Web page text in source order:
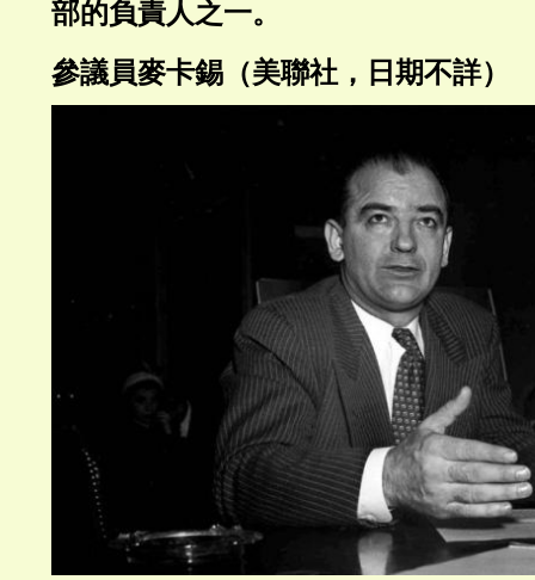
部的負責人之一。
參議員麥卡錫（美聯社，日期不詳）